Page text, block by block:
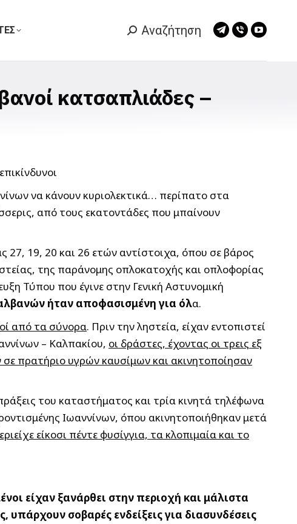
Search:
Αναζήτηση
Telegram
Viber
κατσαπλιάδες –
να κάνουν κυριολεκτικά… περίπατο στα
από τους εκατοντάδες που μπαίνουν
27, 19, 20 και 26 ετών αντίστοιχα, όπου σε βάρος
της παράνομης οπλοκατοχής και οπλοφορίας
Τύπου που έγινε στην Γενική Αστυνομική
ήταν αποφασισμένη για όλα.
από τα σύνορα. Πριν την ληστεία, είχαν εντοπιστεί
– Καλπακίου, οι δράστες, έχοντας οι τρεις εξ
πρατήριο υγρών καυσίμων και ακινητοποίησαν
του καταστήματος και τρία κινητά τηλέφωνα
Ιωαννίνων, όπου ακινητοποιήθηκαν μετά
είκοσι πέντε φυσίγγια, τα κλοπιμαία και το
είχαν ξανάρθει στην περιοχή και μάλιστα
σοβαρές ενδείξεις για διασυνδέσεις